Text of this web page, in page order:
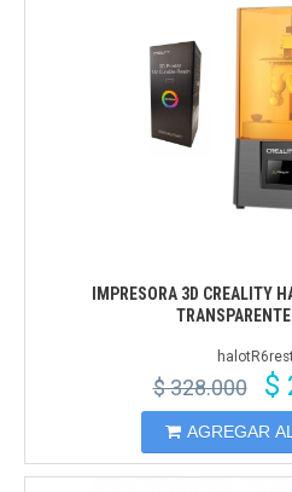
IMPRESORA 3D CREALITY
$ 328.000 $
AGREGAR